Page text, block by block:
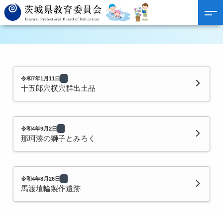
令和7年1月11日
十五郎穴横穴群出土品
令和4年9月2日
那珂湊の獅子とみろく
令和4年8月26日
馬渡埴輪製作遺跡